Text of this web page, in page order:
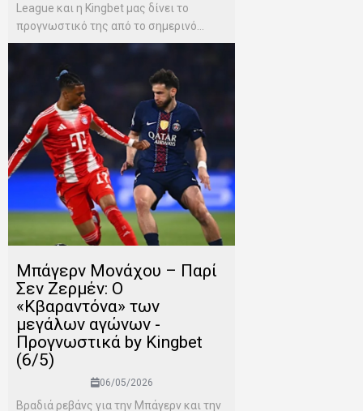
League και η Kingbet μας δίνει το
προγνωστικό της από το σημερινό...
Μπάγερν Μονάχου – Παρί
Σεν Ζερμέν: Ο
«Κβαραντόνα» των
μεγάλων αγώνων -
Προγνωστικά by Kingbet
(6/5)
06/05/2026
Βραδιά ρεβάνς για την Μπάγερν και την